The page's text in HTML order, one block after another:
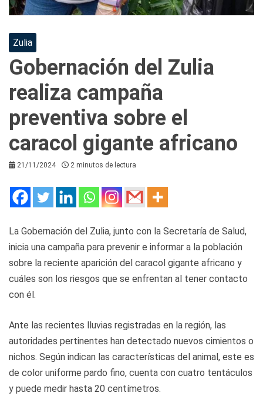
Zulia
Gobernación del Zulia
realiza campaña
preventiva sobre el
caracol gigante africano
21/11/2024 2 minutos de lectura
La Gobernación del Zulia, junto con la Secretaría de Salud,
inicia una campaña para prevenir e informar a la población
sobre la reciente aparición del caracol gigante africano y
cuáles son los riesgos que se enfrentan al tener contacto
con él.
Ante las recientes lluvias registradas en la región, las
autoridades pertinentes han detectado nuevos cimientos o
nichos. Según indican las características del animal, este es
de color uniforme pardo fino, cuenta con cuatro tentáculos
y puede medir hasta 20 centímetros.